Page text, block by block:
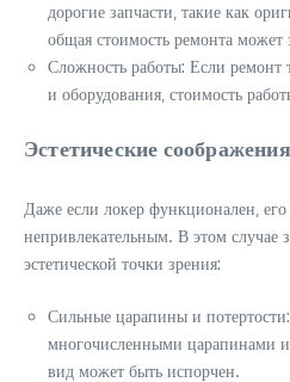
дорогие запчасти‚ такие как
общая стоимость ремонта может
Сложность работы: Если ремонт
и оборудования‚ стоимость
Эстетические соображения
Даже если локер функционален‚
непривлекательным. В этом случае
эстетической точки зрения:
Сильные царапины и
многочисленными царапинами и
вид может быть испорчен.